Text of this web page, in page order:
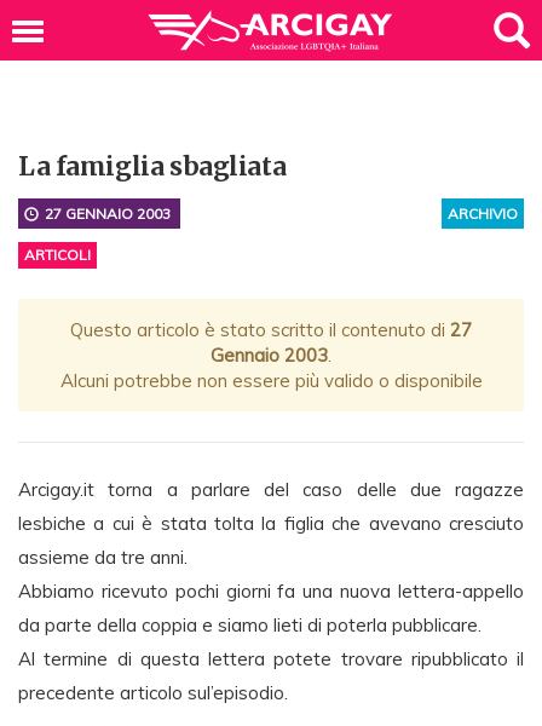
La famiglia sbagliata
ARCHIVIO
27 GENNAIO 2003
ARTICOLI
Questo articolo è stato scritto il contenuto di 27
Gennaio 2003.
Alcuni potrebbe non essere più valido o disponibile
Arcigay.it torna a parlare del caso delle due ragazze
lesbiche a cui è stata tolta la figlia che avevano cresciuto
assieme da tre anni.
Abbiamo ricevuto pochi giorni fa una nuova lettera-appello
da parte della coppia e siamo lieti di poterla pubblicare.
Al termine di questa lettera potete trovare ripubblicato il
precedente articolo sul’episodio.